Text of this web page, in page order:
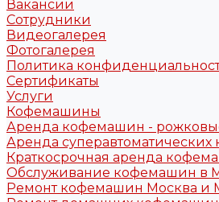
Вакансии
Сотрудники
Видеогалерея
Фотогалерея
Политика
Сертификаты
Услуги
Кофемашины
Аренда кофемашин -
Аренда
Краткосрочная аренда
Обслуживание кофемашин в
Ремонт кофемашин Москва и